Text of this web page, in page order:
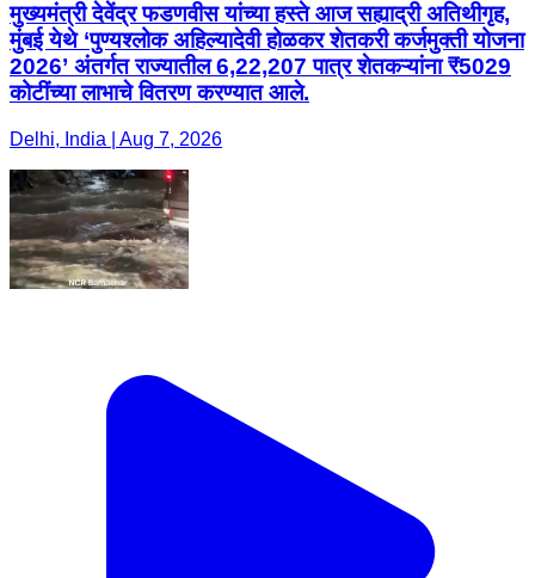
मुख्यमंत्री देवेंद्र फडणवीस यांच्या हस्ते आज सह्याद्री अतिथीगृह,
मुंबई येथे ‘पुण्यश्लोक अहिल्यादेवी होळकर शेतकरी कर्जमुक्ती योजना
2026’ अंतर्गत राज्यातील 6,22,207 पात्र शेतकऱ्यांना ₹5029
कोटींच्या लाभाचे वितरण करण्यात आले.
Delhi, India | Aug 7, 2026